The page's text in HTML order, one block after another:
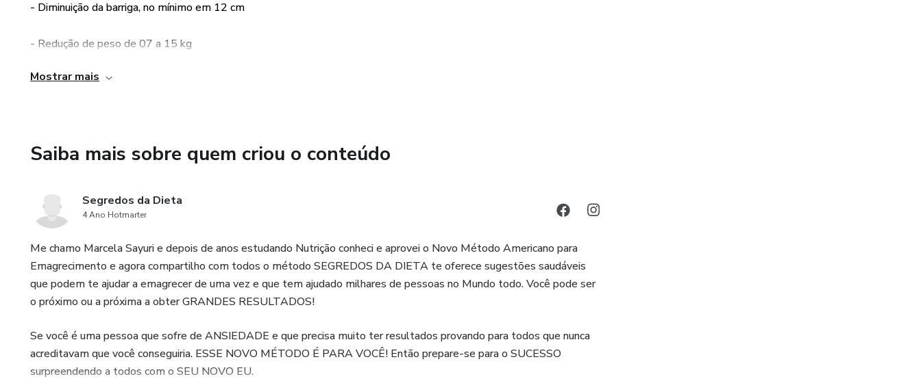
Chás Desintoxicante e Receitas de Sucos DETOX, que ajudam a desinchar e acelerar o
- Diminuição da barriga, no mínimo em 12 cm
- Redução de peso de 07 a 15 kg​
- Melhora da Glicemia
- Redução da inflamação e melhora do humor
- Redução dos inchaços das pernas
Mostrar mais
Saiba mais sobre quem criou o conteúdo
Segredos da Dieta
4 Ano Hotmarter
Me chamo Marcela Sayuri e depois de anos estudando Nutrição conheci e aprovei o Novo Método Americano para
Emagrecimento e agora compartilho com todos o método SEGREDOS DA DIETA te oferece sugestões saudáveis
que podem te ajudar a emagrecer de uma vez e que tem ajudado milhares de pessoas no Mundo todo. Você pode ser
o próximo ou a próxima a obter GRANDES RESULTADOS!
Se você é uma pessoa que sofre de ANSIEDADE e que precisa muito ter resultados provando para todos que nunca
acreditavam que você conseguiria. ESSE NOVO MÉTODO É PARA VOCÊ! Então prepare-se para o SUCESSO
surpreendendo a todos com o SEU NOVO EU.